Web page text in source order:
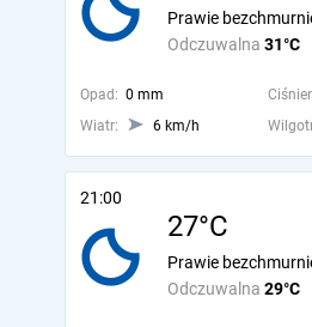
Odczuwalna 31°C
Prawie
Opad: 0 mm
Wiatr:
6 km/h
21:00
27°C
Odczuwalna 29°C
Prawie